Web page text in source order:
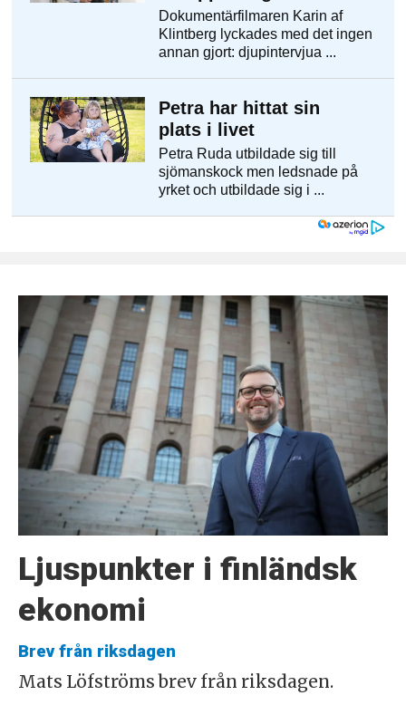
Ljuspunkter i finländsk
ekonomi
Brev från riksdagen
Mats Löfströms brev från riksdagen.